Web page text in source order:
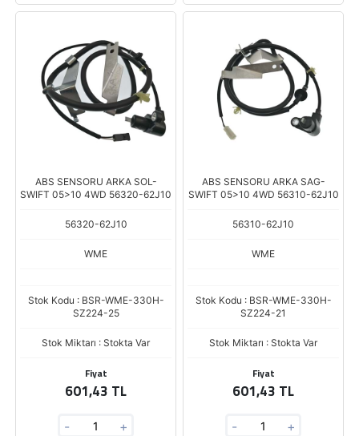
ABS SENSORU ARKA SOL-
SWIFT 05>10 4WD 56320-62J10
56320-62J10
WME
Stok Kodu : BSR-WME-330H-
SZ224-25
Stok Miktarı : Stokta Var
Fiyat
601,43 TL
- +
ABS SENSORU ARKA SAG-
SWIFT 05>10 4WD 56310-62J10
56310-62J10
WME
Stok Kodu : BSR-WME-330H-
SZ224-21
Stok Miktarı : Stokta Var
Fiyat
601,43 TL
- +